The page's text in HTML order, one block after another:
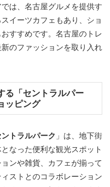
は、名古屋グルメを提供す
イーツカフェもあり、ショ
すすめです。名古屋のトレ
のファッションを取り入れ
る「セントラルパー
ッピング
ントラルパーク 」は、地下街
なった便利な観光スポット
ンや雑貨、カフェが揃って
ストとのコラボレーション